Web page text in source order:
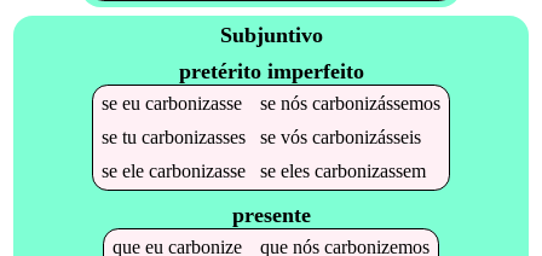
Subjuntivo
pretérito imperfeito
se eu carbonizasse se nós carbonizássemos
se tu carbonizasses se vós carbonizásseis
se ele carbonizasse se eles carbonizassem
presente
que eu carbonize que nós carbonizemos